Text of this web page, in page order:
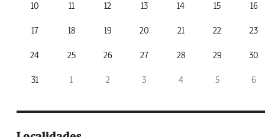
10 11 12 13 14 15 16
17 18 19 20 21 22 23
24 25 26 27 28 29 30
31 1 2 3 4 5 6